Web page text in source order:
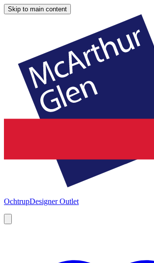
Skip to main content
OchtrupDesigner Outlet